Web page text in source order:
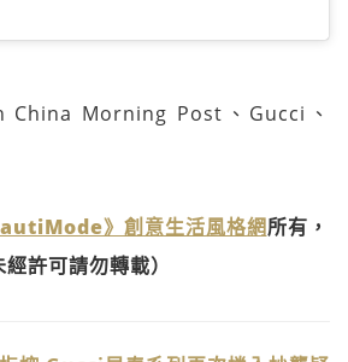
China Morning Post、Gucci、
》創意生活風格網所有，
經許可請勿轉載）